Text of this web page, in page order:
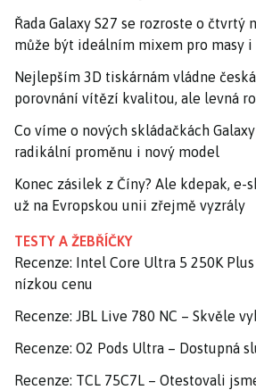
Řada Galaxy S27 se rozroste o čtvrtý
může být ideálním mixem pro masy
Nejlepším 3D tiskárnám vládne
porovnání vítězí kvalitou, ale levná
Co víme o nových skládačkách
radikální proměnu i nový model
Konec zásilek z Číny? Ale kdepak, e-
už na Evropskou unii zřejmě vyzrály
TESTY A ŽEBŘÍČKY
Recenze: Intel Core Ultra 5 250K
nízkou cenu
Recenze: JBL Live 780 NC – Skvěle
Recenze: O2 Pods Ultra – Dostupná
Recenze: TCL 75C7L – Otestovali